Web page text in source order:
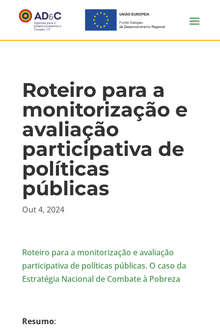
Roteiro para a
monitorização e
avaliação
participativa de
políticas
públicas
Out 4, 2024
Roteiro para a monitorização e avaliação
participativa de políticas públicas. O caso da
Estratégia Nacional de Combate à Pobreza
Resumo: